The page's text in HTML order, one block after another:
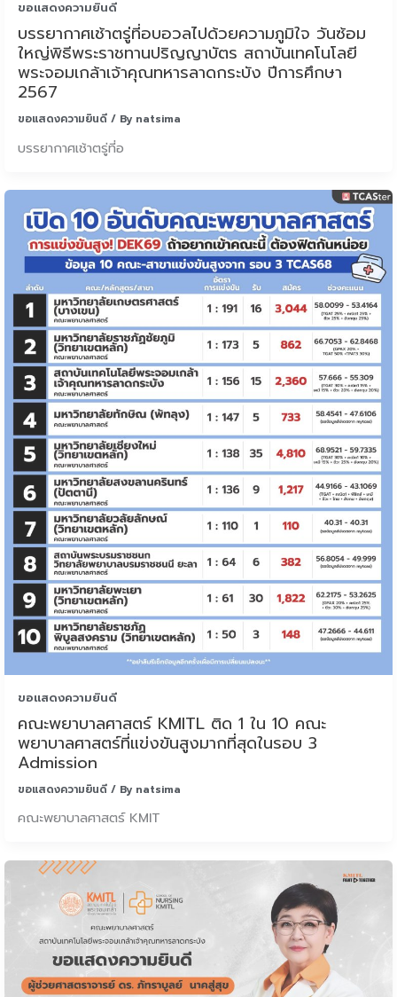
ขอแสดงความยินดี
บรรยากาศเช้าตรู่ที่อบอวลไปด้วยความภูมิใจ วันซ้อม
ใหญ่พิธีพระราชทานปริญญาบัตร สถาบันเทคโนโลยี
พระจอมเกล้าเจ้าคุณทหารลาดกระบัง ปีการศึกษา
2567
ขอแสดงความยินดี / By natsima
บรรยากาศเช้าตรู่ที่อ
ขอแสดงความยินดี
คณะพยาบาลศาสตร์ KMITL ติด 1 ใน 10 คณะ
พยาบาลศาสตร์ที่แข่งขันสูงมากที่สุดในรอบ 3
Admission
ขอแสดงความยินดี / By natsima
คณะพยาบาลศาสตร์ KMIT